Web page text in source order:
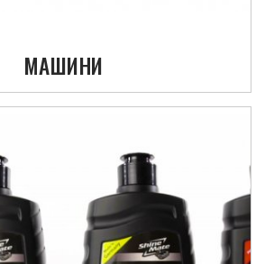
МАШИНИ